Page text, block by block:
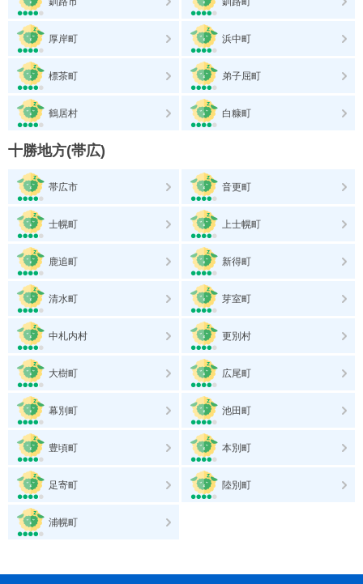
厚岸町 浜中町
標茶町 弟子屈町
鶴居村 白糠町
十勝地方(帯広)
帯広市 音更町
士幌町 上士幌町
鹿追町 新得町
清水町 芽室町
中札内村 更別村
大樹町 広尾町
幕別町 池田町
豊頃町 本別町
足寄町 陸別町
浦幌町